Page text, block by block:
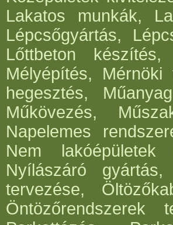
Lakatos munkák,
Lépcsőgyártás,
Lőttbeton készítés,
Mélyépítés, Mérnöki
hegesztés,
Műkövezés,
Napelemes
Nem lakóépületek
Nyílászáró
tervezése,